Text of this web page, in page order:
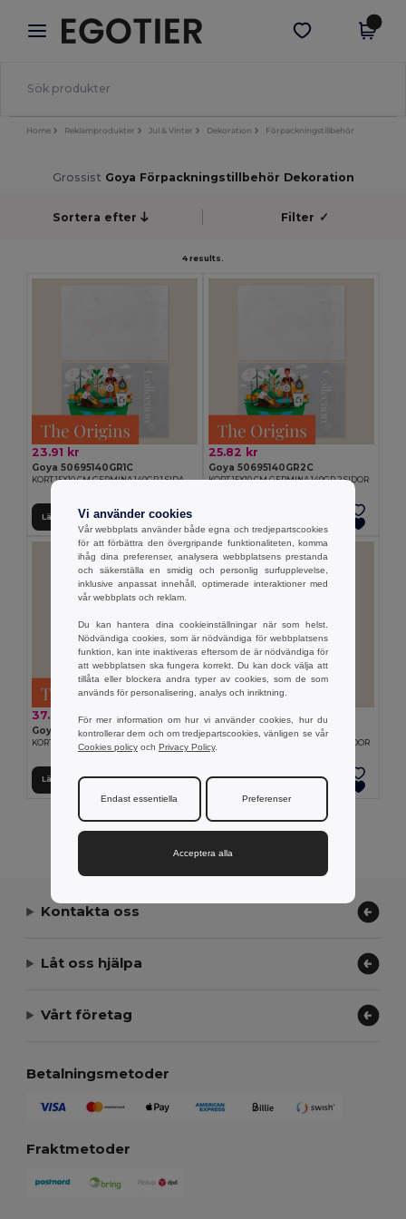
× Egotier-app
Bättre priser i appen!
Hämta app
Home Reklamprodukter Jul & Vinter Dekoration Förpackningstillbehör
Grossist Goya Förpackningstillbehör Dekoration
Sortera efter Filter ✓
4 results.
23.91 kr
Goya 50695140GR1C
KORT 15X10 CM GERMINA 140GR 1 SIDA
Lägg till i Varukorgen
25.82 kr
Goya 50695140GR2C
KORT 15X10 CM GERMINA 140GR 2 SIDOR
37.08 kr
Goya 50695200GR1C
KORT 15X10 CM GERMINA 200GR 1 SIDA
Lägg till i Varukorgen
40.91 kr
Goya 50695200GR2C
KORT 15X10 CM GERMINA 200GR 2 SIDOR
Lägg till i Varukorgen
Visar Alla Produkter.
Kontakta oss
Låt oss hjälpa
Vårt företag
Betalningsmetoder
Fraktmetoder
Vi använder cookies
Vår webbplats använder både egna och tredjepartscookies
för att förbättra den övergripande funktionaliteten, komma
ihåg dina preferenser, analysera webbplatsens prestanda
och säkerställa en smidig och personlig surfupplevelse,
inklusive anpassat innehåll, optimerade interaktioner med
vår webbplats och reklam.
Du kan hantera dina cookieinställningar när som helst.
Nödvändiga cookies, som är nödvändiga för webbplatsens
funktion, kan inte inaktiveras eftersom de är nödvändiga för
att webbplatsen ska fungera korrekt. Du kan dock välja att
tillåta eller blockera andra typer av cookies, som de som
används för personalisering, analys och inriktning.
För mer information om hur vi använder cookies, hur du
kontrollerar dem och om tredjepartscookies, vänligen se vår
Cookies policy och Privacy Policy.
Endast essentiella Preferenser
Acceptera alla